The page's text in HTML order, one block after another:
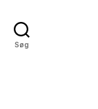
Søg